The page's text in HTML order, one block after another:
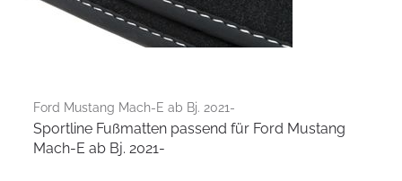
Ford Mustang Mach-E ab Bj. 2021-
Sportline Fußmatten passend für Ford Mustang
Mach-E ab Bj. 2021-